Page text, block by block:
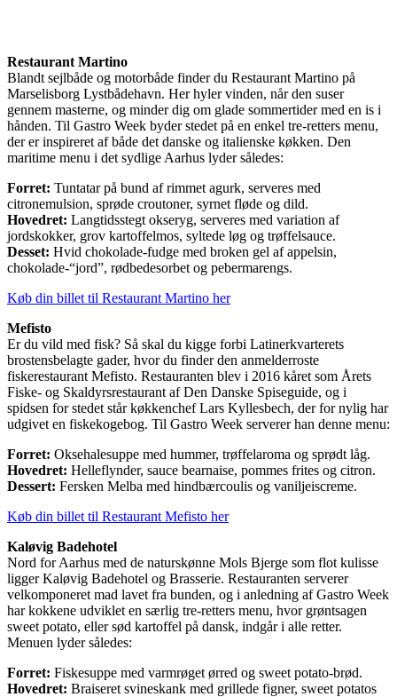
Restaurant Martino
Blandt sejlbåde og motorbåde finder du Restaurant Martino på
Marselisborg Lystbådehavn. Her hyler vinden, når den suser
gennem masterne, og minder dig om glade sommertider med en is i
hånden. Til Gastro Week byder stedet på en enkel tre-retters menu,
der er inspireret af både det danske og italienske køkken. Den
maritime menu i det sydlige Aarhus lyder således:
Forret: Tuntatar på bund af rimmet agurk, serveres med
citronemulsion, sprøde croutoner, syrnet fløde og dild.
Hovedret: Langtidsstegt okseryg, serveres med variation af
jordskokker, grov kartoffelmos, syltede løg og trøffelsauce.
Desset: Hvid chokolade-fudge med broken gel af appelsin,
chokolade-“jord”, rødbedesorbet og pebermarengs.
Køb din billet til Restaurant Martino her
Mefisto
Er du vild med fisk? Så skal du kigge forbi Latinerkvarterets
brostensbelagte gader, hvor du finder den anmelderroste
fiskerestaurant Mefisto. Restauranten blev i 2016 kåret som Årets
Fiske- og Skaldyrsrestaurant af Den Danske Spiseguide, og i
spidsen for stedet står køkkenchef Lars Kyllesbech, der for nylig har
udgivet en fiskekogebog. Til Gastro Week serverer han denne menu:
Forret: Oksehalesuppe med hummer, trøffelaroma og sprødt låg.
Hovedret: Helleflynder, sauce bearnaise, pommes frites og citron.
Dessert: Fersken Melba med hindbærcoulis og vaniljeiscreme.
Køb din billet til Restaurant Mefisto her
Kaløvig Badehotel
Nord for Aarhus med de naturskønne Mols Bjerge som flot kulisse
ligger Kaløvig Badehotel og Brasserie. Restauranten serverer
velkomponeret mad lavet fra bunden, og i anledning af Gastro Week
har kokkene udviklet en særlig tre-retters menu, hvor grøntsagen
sweet potato, eller sød kartoffel på dansk, indgår i alle retter.
Menuen lyder således:
Forret: Fiskesuppe med varmrøget ørred og sweet potato-brød.
Hovedret: Braiseret svineskank med grillede figner, sweet potatos